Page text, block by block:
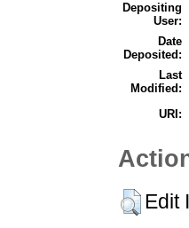
Depositing
User:
Date
Deposited:
Last
Modified:
URI:
Edit